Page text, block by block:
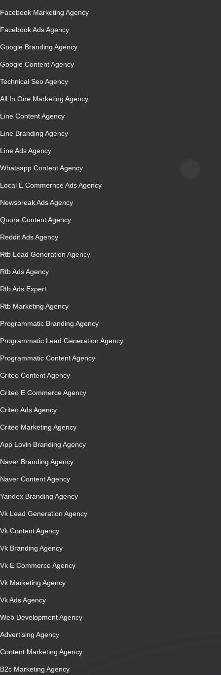
Facebook Marketing Agency
Facebook Ads Agency
Google Branding Agency
Google Content Agency
Technical Seo Agency
All In One Marketing Agency
Line Content Agency
Line Branding Agency
Line Ads Agency
Whatsapp Content Agency
Local E Commernce Ads Agency
Newsbreak Ads Agency
Quora Content Agency
Reddit Ads Agency
Rtb Lead Generation Agency
Rtb Ads Agency
Rtb Ads Expert
Rtb Marketing Agency
Programmatic Branding Agency
Programmatic Lead Generation Agency
Programmatic Content Agency
Criteo Content Agency
Criteo E Commerce Agency
Criteo Ads Agency
Criteo Marketing Agency
App Lovin Branding Agency
Naver Branding Agency
Naver Content Agency
Yandex Branding Agency
Vk Lead Generation Agency
Vk Content Agency
Vk Branding Agency
Vk E Commerce Agency
Vk Marketing Agency
Vk Ads Agency
Web Development Agency
Advertising Agency
Content Marketing Agency
B2c Marketing Agency